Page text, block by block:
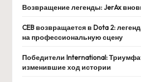
Возвращение легенды: JerAx
CEB возвращается в Dota 2:
на профессиональную сцену
Победители International:
изменившие ход истории